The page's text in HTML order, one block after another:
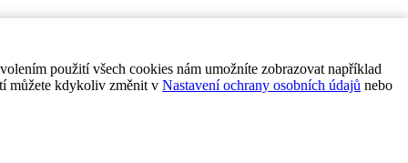
použití všech cookies nám umožníte zobrazovat například
můžete kdykoliv změnit v Nastavení ochrany osobních údajů nebo